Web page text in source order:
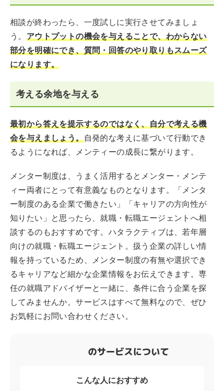
相談が終わったら、一度試しに実行させてみましょ
う。 アウトプットの機会を与えることで、わからない
部分を明確にでき、質問・回答のやり取りもスムーズ
になります。
考える余地を与える
最初から答えを提示するのではなく、自分で考える機
会を与えましょう。自発的な考えに基づいて行動でき
るようになれば、メンティーの成長に繋がります。
メンター制度は、うまく活用するとメンター・メンテ
ィー両者にとって有意義なものとなります。「メンタ
ー制度のある企業で働きたい」「キャリアの方向性が
知りたい」と思ったら、就職・転職エージェントへ相
談するのもおすすめです。ハタラクティブは、若年層
向けの就職・転職エージェント。扱う企業の詳しい情
報を持っているため、メンター制度の有無や選択でき
るキャリアなど細かな企業情報をお伝えできます。専
任の就職アドバイザーと一緒に、条件に合う企業を探
してみませんか。サービスはすべて無料なので、ぜひ
お気軽にお問い合わせください。
のサービスについて
こんな人におすすめ